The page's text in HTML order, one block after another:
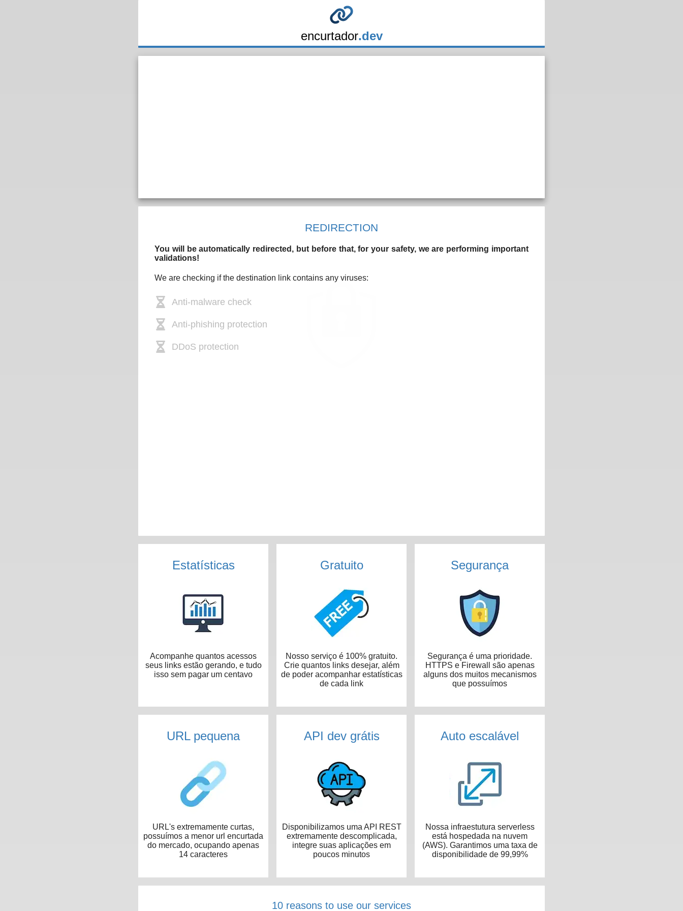
encurtador.dev
REDIRECTION
You will be automatically redirected, but before that, for your safety, we are performing important
validations!
We are checking if the destination link contains any viruses:
Anti-malware check
Anti-phishing protection
DDoS protection
Estatísticas
Acompanhe quantos acessos
seus links estão gerando, e tudo
isso sem pagar um centavo
Gratuito
Nosso serviço é 100% gratuito.
Crie quantos links desejar, além
de poder acompanhar estatísticas
de cada link
Segurança
Segurança é uma prioridade.
HTTPS e Firewall são apenas
alguns dos muitos mecanismos
que possuímos
URL pequena
URL's extremamente curtas,
possuímos a menor url encurtada
do mercado, ocupando apenas
14 caracteres
API dev grátis
Disponibilizamos uma API REST
extremamente descomplicada,
integre suas aplicações em
poucos minutos
Auto escalável
Nossa infraestutura serverless
está hospedada na nuvem
(AWS). Garantimos uma taxa de
disponibilidade de 99,99%
10 reasons to use our services